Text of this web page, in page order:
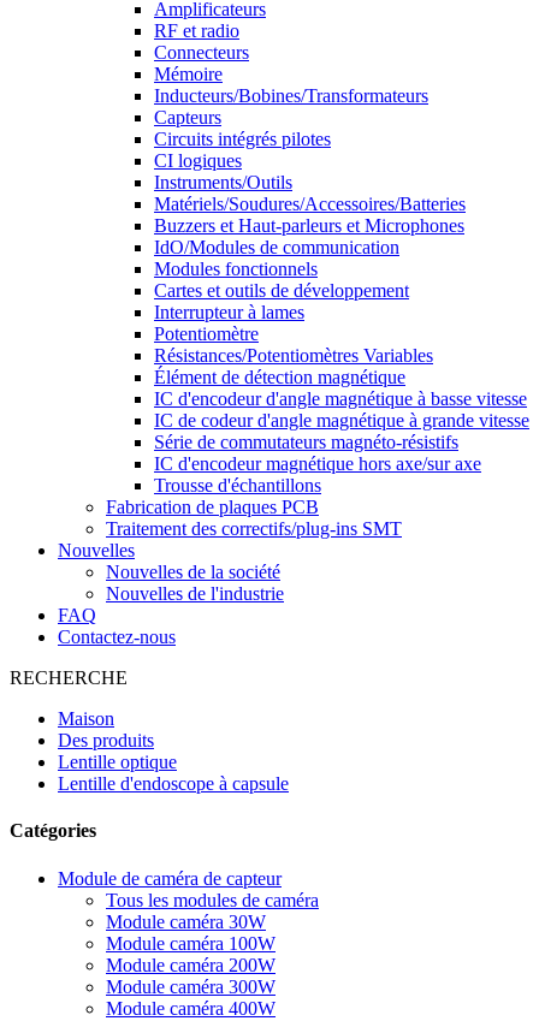
Amplificateurs
RF et radio
Connecteurs
Mémoire
Inducteurs/Bobines/Transformateurs
Capteurs
Circuits intégrés pilotes
CI logiques
Instruments/Outils
Matériels/Soudures/Accessoires/Batteries
Buzzers et Haut-parleurs et Microphones
IdO/Modules de communication
Modules fonctionnels
Cartes et outils de développement
Interrupteur à lames
Potentiomètre
Résistances/Potentiomètres Variables
Élément de détection magnétique
IC d'encodeur d'angle magnétique à basse vitesse
IC de codeur d'angle magnétique à grande vitesse
Série de commutateurs magnéto-résistifs
IC d'encodeur magnétique hors axe/sur axe
Trousse d'échantillons
Fabrication de plaques PCB
Traitement des correctifs/plug-ins SMT
Nouvelles
Nouvelles de la société
Nouvelles de l'industrie
FAQ
Contactez-nous
RECHERCHE
Maison
Des produits
Lentille optique
Lentille d'endoscope à capsule
Catégories
Module de caméra de capteur
Tous les modules de caméra
Module caméra 30W
Module caméra 100W
Module caméra 200W
Module caméra 300W
Module caméra 400W